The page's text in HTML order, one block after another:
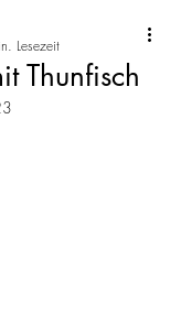
Thunfisch
Lesezeit